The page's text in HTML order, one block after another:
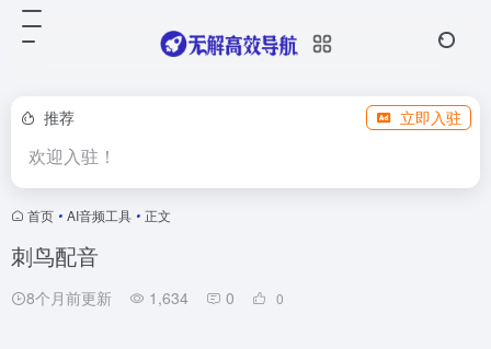
推荐 立即入驻
欢迎入驻！
首页 • AI音频工具 • 正文
刺鸟配音
8个月前更新 1,634 0 0